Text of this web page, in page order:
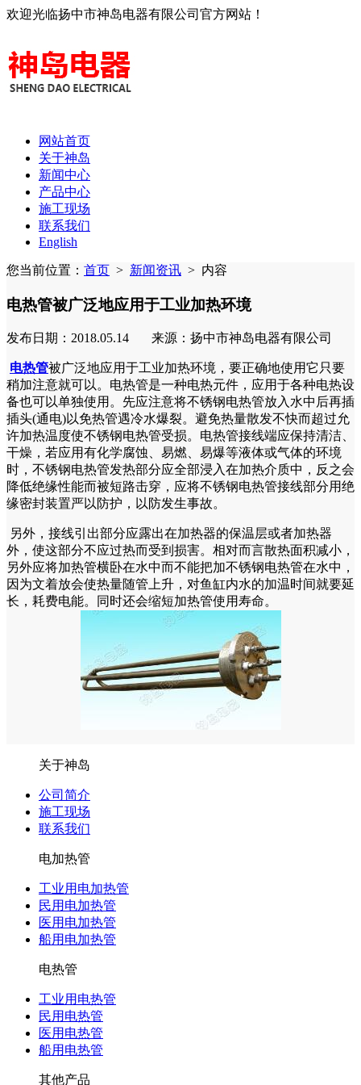
欢迎光临扬中市神岛电器有限公司官方网站！
网站首页
关于神岛
新闻中心
产品中心
施工现场
联系我们
English
您当前位置： 首页 > 新闻资讯 > 内容
电热管被广泛地应用于工业加热环境
发布日期：2018.05.14 来源：扬中市神岛电器有限公司
电热管被广泛地应用于工业加热环境，要正确地使用它只要
稍加注意就可以。电热管是一种电热元件，应用于各种电热设
备也可以单独使用。先应注意将不锈钢电热管放入水中后再插
插头(通电)以免热管遇冷水爆裂。避免热量散发不快而超过允
许加热温度使不锈钢电热管受损。电热管接线端应保持清洁、
干燥，若应用有化学腐蚀、易燃、易爆等液体或气体的环境
时，不锈钢电热管发热部分应全部浸入在加热介质中，反之会
降低绝缘性能而被短路击穿，应将不锈钢电热管接线部分用绝
缘密封装置严以防护，以防发生事故。
另外，接线引出部分应露出在加热器的保温层或者加热器
外，使这部分不应过热而受到损害。相对而言散热面积减小，
另外应将加热管横卧在水中而不能把加不锈钢电热管在水中，
因为文着放会使热量随管上升，对鱼缸内水的加温时间就要延
长，耗费电能。同时还会缩短加热管使用寿命。
关于神岛
公司简介
施工现场
联系我们
电加热管
工业用电加热管
民用电加热管
医用电加热管
船用电加热管
电热管
工业用电热管
民用电热管
医用电热管
船用电热管
其他产品